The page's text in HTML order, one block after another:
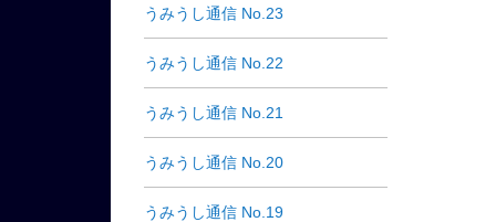
うみうし通信 No.23
うみうし通信 No.22
うみうし通信 No.21
うみうし通信 No.20
うみうし通信 No.19